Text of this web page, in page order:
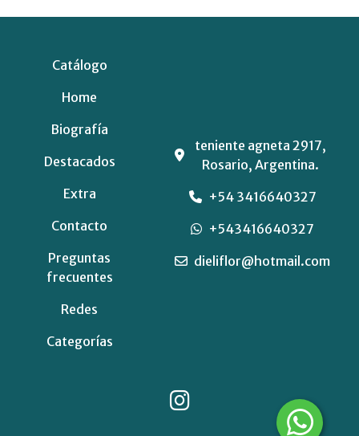
Catálogo
Home
Biografía
Destacados
Extra
Contacto
Preguntas
frecuentes
Redes
Categorías
teniente agneta 2917,
Rosario, Argentina.
+54 3416640327
+543416640327
dieliflor@hotmail.com